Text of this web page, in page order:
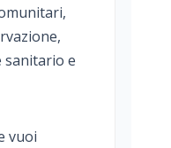
sanitario e
vuoi